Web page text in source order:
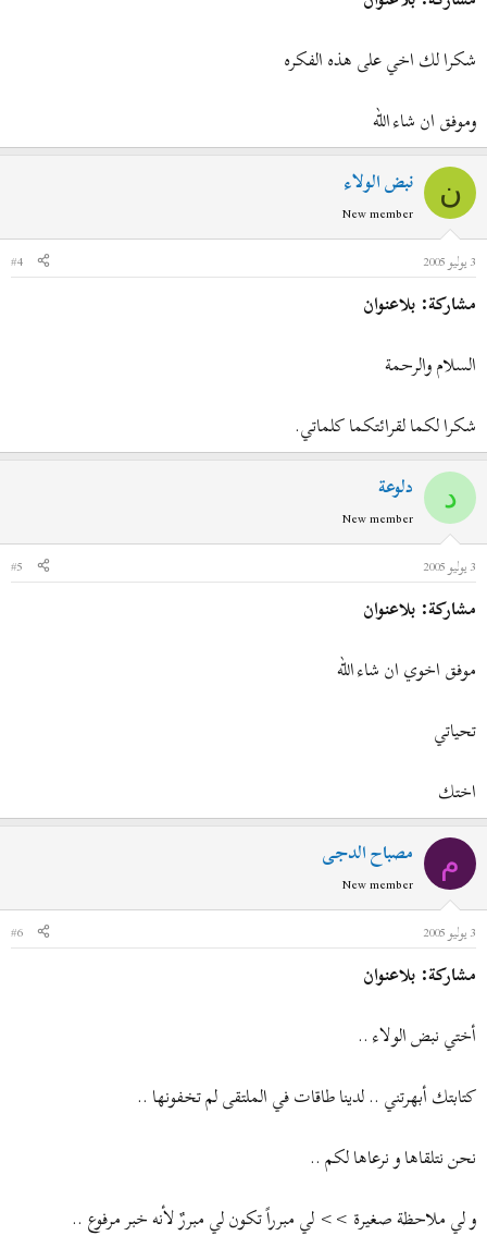
شكرا لك اخي على هذه الفكره
وموفق ان شاء الله
ن نبض الولاء
New member
3 يوليو 2005
#4
مشاركة: بلاعنوان
السلام والرحمة
شكرا لكما لقرائتكما كلماتي.
د دلوعة
New member
3 يوليو 2005
#5
مشاركة: بلاعنوان
موفق اخوي ان شاء الله
تحياتي
اختك
م مصباح الدجى
New member
3 يوليو 2005
#6
مشاركة: بلاعنوان
أختي نبض الولاء ..
كتابتك أبهرتني .. لدينا طاقات في الملتقى لم تخفونها ..
نحن نتلقاها و نرعاها لكم ..
و لي ملاحظة صغيرة >> لي مبرراً تكون لي مبررٌ لأنه خبر مرفوع ..